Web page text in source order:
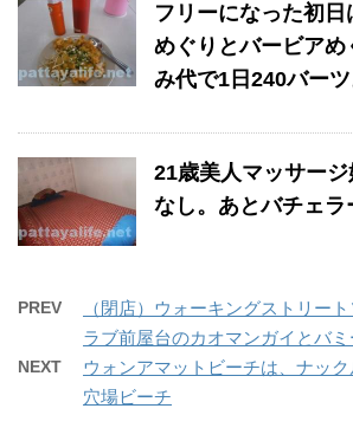
フリーになった初
めぐりとバービアめ
み代で1日240バーツ
21歳美人マッサー
なし。あとバチェラ
PREV
（閉店）ウォーキングストリー
ラブ前屋台のカオマンガイとバミ
NEXT
ウォンアマットビーチは、ナッ
穴場ビーチ